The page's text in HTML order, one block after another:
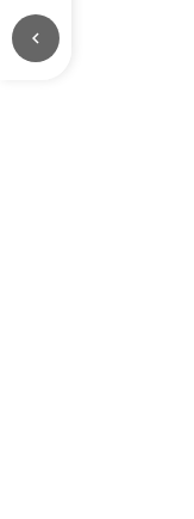
chevron_left